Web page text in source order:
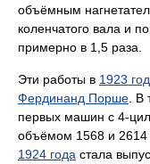
объёмным
коленчатого вала и
примерно в 1,5 раза.
Эти работы в 1923
Фердинанд Порше. В
первых машин с 4-
объёмом 1568 и 2614
1924 года стала